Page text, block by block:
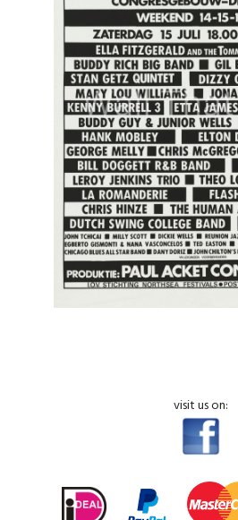
visit us on: